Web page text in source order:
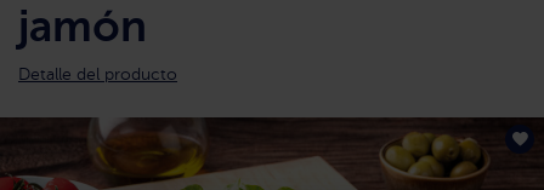
jamón
Detalle del producto